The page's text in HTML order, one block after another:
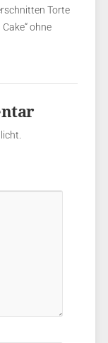
Torte
ohne